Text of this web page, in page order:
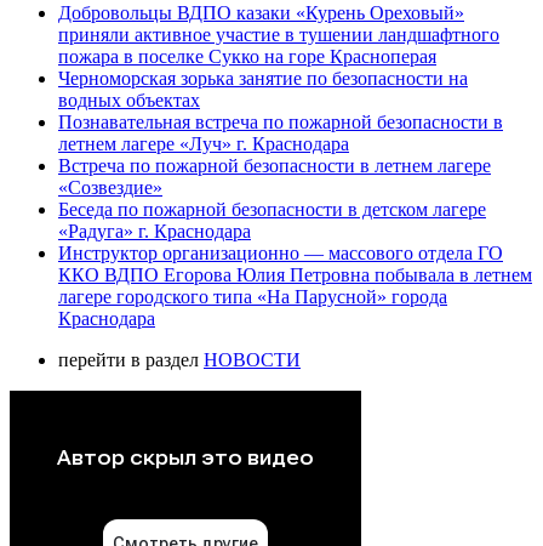
Добровольцы ВДПО казаки «Курень Ореховый»
приняли активное участие в тушении ландшафтного
пожара в поселке Сукко на горе Красноперая
Черноморская зорька занятие по безопасности на
водных объектах
Познавательная встреча по пожарной безопасности в
летнем лагере «Луч» г. Краснодара
Встреча по пожарной безопасности в летнем лагере
«Созвездие»
Беседа по пожарной безопасности в детском лагере
«Радуга» г. Краснодара
Инструктор организационно — массового отдела ГО
ККО ВДПО Егорова Юлия Петровна побывала в летнем
лагере городского типа «На Парусной» города
Краснодара
перейти в раздел НОВОСТИ